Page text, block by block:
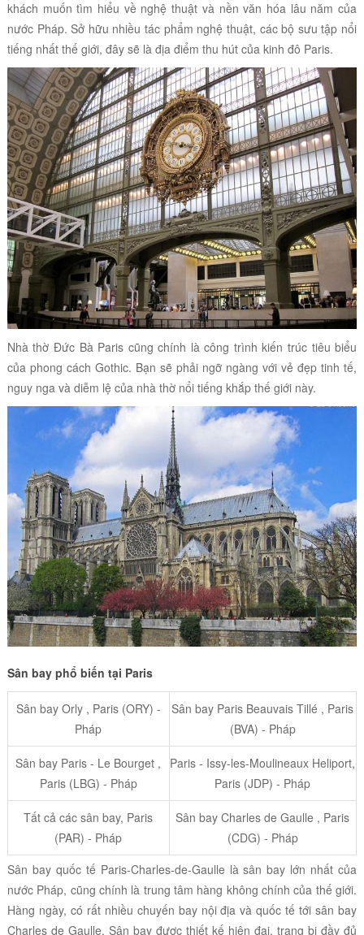
khách muốn tìm hiểu về nghệ thuật và nền văn hóa lâu năm của
nước Pháp. Sở hữu nhiều tác phẩm nghệ thuật, các bộ sưu tập nổi
tiếng nhất thế giới, đây sẽ là địa điểm thu hút của kinh đô Paris.
Nhà thờ Đức Bà Paris cũng chính là công trình kiến trúc tiêu biểu
của phong cách Gothic. Bạn sẽ phải ngỡ ngàng với vẻ đẹp tinh tế,
nguy nga và diễm lệ của nhà thờ nổi tiếng khắp thế giới này.
Sân bay phổ biến tại Paris
Sân bay Orly , Paris (ORY) -
Pháp
Sân bay Paris Beauvais Tillé , Paris
(BVA) - Pháp
Sân bay Paris - Le Bourget ,
Paris (LBG) - Pháp
Paris - Issy-les-Moulineaux Heliport,
Paris (JDP) - Pháp
Tất cả các sân bay, Paris
(PAR) - Pháp
Sân bay Charles de Gaulle , Paris
(CDG) - Pháp
Sân bay quốc tế Paris-Charles-de-Gaulle là sân bay lớn nhất của
nước Pháp, cũng chính là trung tâm hàng không chính của thế giới.
Hàng ngày, có rất nhiều chuyến bay nội địa và quốc tế tới sân bay
Charles de Gaulle. Sân bay được thiết kế hiện đại, trang bị đầy đủ